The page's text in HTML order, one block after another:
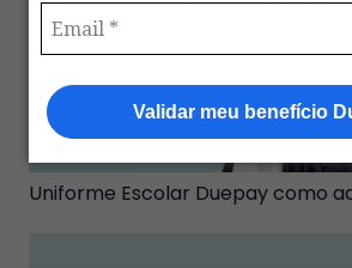
Validar meu benefício
Uniforme Escolar Duepay como